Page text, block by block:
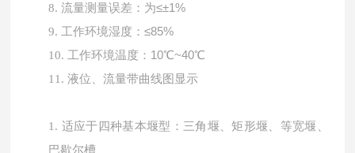
8.流量测量误差：为≤±1%
9. 工作环境湿度：≤85%
10. 工作环境温度： 10℃~40℃
11.液位、流量带曲线图显示
1. 适应于四种基本堰型：三角堰、矩形堰、等宽堰、
巴歇尔槽